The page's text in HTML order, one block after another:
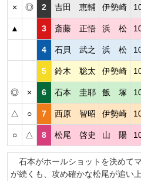
× ◎ 2 吉田 恵輔 伊勢崎
▲ 3 斎藤 正悟 浜 松
4 石貝 武之 浜 松
5 鈴木 聡太 伊勢崎
◎ × 6 石本 圭耶 飯 塚
△ ○ 7 西原 智昭 伊勢崎
○ △ 8 松尾 啓史 山 陽
石本がホールショットを決めて
が続くも、攻め確かな松尾が追い